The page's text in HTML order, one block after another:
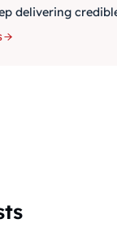
delivering